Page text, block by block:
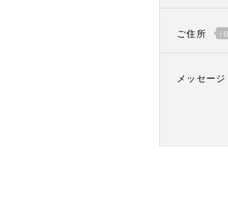
ご住所 （
メッセージ